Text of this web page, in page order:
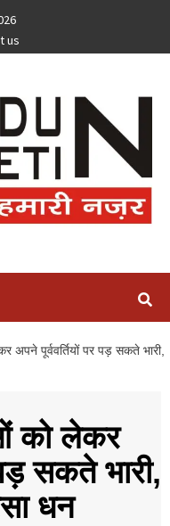
us
अपने पूर्ववर्तियों पर पड़ सकते भारी,
को लेकर
सकते भारी,
धन